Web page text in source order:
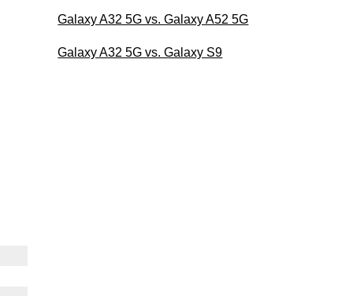
Galaxy A32 5G vs. Galaxy A52 5G
Galaxy A32 5G vs. Galaxy S9